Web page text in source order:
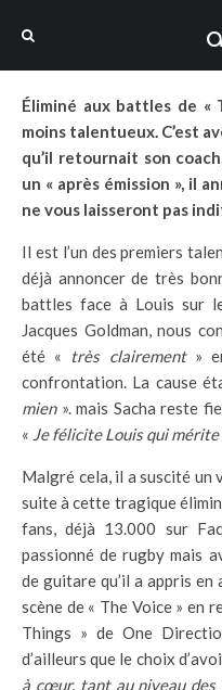
Éliminé aux battles de «
moins talentueux. C’est
qu’il retournait son
un « après émission », il
ne vous laisseront pas
Il est l’un des premiers
déjà annoncer de très
battles face à Louis sur
Jacques Goldman, nous
été « très clairement »
confrontation. La cause
mien ». mais Sacha reste
« Je félicite Louis qui
Malgré cela, il a suscité un
suite à cette tragique
fans, déjà 13.000 sur
passionné de rugby mais
de guitare qu’il a appris en
scène de « The Voice » en
Things » de One
d’ailleurs que le choix
à cœur, tant au niveau des